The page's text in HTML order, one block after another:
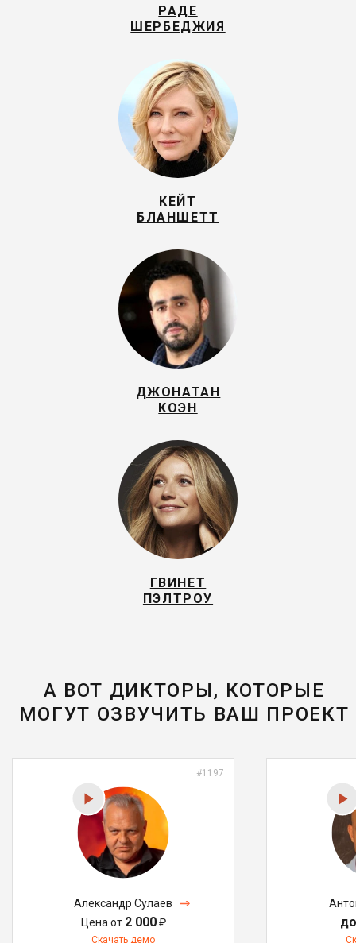
РАДЕ
ШЕРБЕДЖИЯ
КЕЙТ
БЛАНШЕТТ
ДЖОНАТАН
КОЭН
ГВИНЕТ
ПЭЛТРОУ
А ВОТ ДИКТОРЫ, КОТОРЫЕ
МОГУТ ОЗВУЧИТЬ ВАШ ПРОЕКТ
#1197
Александр Сулаев
Цена от 2 000₽
Скачать демо